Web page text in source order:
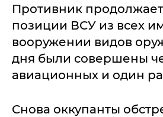
Противник
позиции ВСУ из всех
вооружении видов
дня были совершены
авиационных и один
Снова оккупанты